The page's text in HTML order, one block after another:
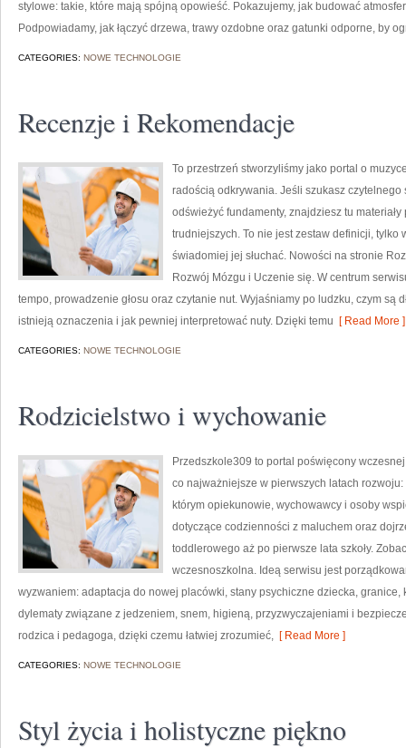
stylowe: takie, które mają spójną opowieść. Pokazujemy, jak budować
Podpowiadamy, jak łączyć drzewa, trawy ozdobne oraz gatunki odporne, by
CATEGORIES: NOWE TECHNOLOGIE
Recenzje i Rekomendacje
To przestrzeń stworzyliśmy jako portal o
radością odkrywania. Jeśli szukasz
odświeżyć fundamenty, znajdziesz tu
trudniejszych. To nie jest zestaw definicji,
świadomiej jej słuchać. Nowości na stronie
Rozwój Mózgu i Uczenie się. W centrum
tempo, prowadzenie głosu oraz czytanie nut. Wyjaśniamy po ludzku, czym są
istnieją oznaczenia i jak pewniej interpretować nuty. Dzięki temu [ Read More ]
CATEGORIES: NOWE TECHNOLOGIE
Rodzicielstwo i wychowanie
Przedszkole309 to portal poświęcony
co najważniejsze w pierwszych latach
którym opiekunowie, wychowawcy i osoby
dotyczące codzienności z maluchem oraz
toddlerowego aż po pierwsze lata szkoły.
wczesnoszkolna. Ideą serwisu jest
wyzwaniem: adaptacja do nowej placówki, stany psychiczne dziecka,
dylematy związane z jedzeniem, snem, higieną, przyzwyczajeniami i
rodzica i pedagoga, dzięki czemu łatwiej zrozumieć, [ Read More ]
CATEGORIES: NOWE TECHNOLOGIE
Styl życia i holistyczne piękno